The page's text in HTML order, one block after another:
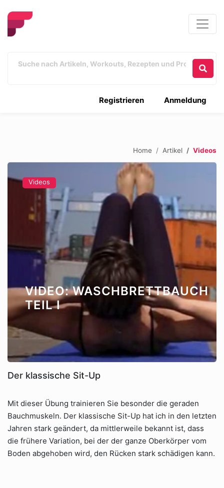
Anmeldung
Registrieren
Home Artikel Videos
Videos
VIDEO: WASCHBRETTBAUCH
TEIL I
Der klassische Sit-Up
Mit dieser Übung trainieren Sie besonder die geraden
Bauchmuskeln. Der klassische Sit-Up hat ich in den letzten
Jahren stark geändert, da mittlerweile bekannt ist, dass
die frühere Variation, bei der der ganze Oberkörper vom
Boden abgehoben wird, den Rücken stark schädigen kann.